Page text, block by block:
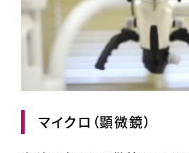
マイクロ（顕微鏡）